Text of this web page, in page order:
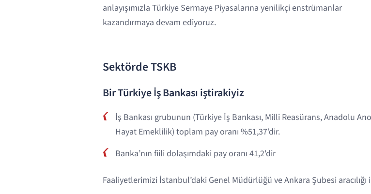
anlayışımızla Türkiye Sermaye Piyasalarına yenilikçi enstrümanlar
kazandırmaya devam ediyoruz.
Sektörde TSKB
Bir Türkiye İş Bankası iştirakiyiz
İş Bankası grubunun (Türkiye İş Bankası, Milli Reasürans, Anadolu
Hayat Emeklilik) toplam pay oranı %51,37’dir.
Banka’nın fiili dolaşımdaki pay oranı 41,2'dir
Faaliyetlerimizi İstanbul’daki Genel Müdürlüğü ve Ankara Şubesi